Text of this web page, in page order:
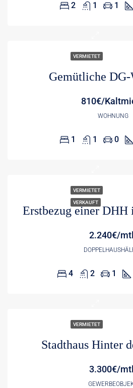
2 1 1
VERMIETET
Gemütliche DG-
810€/
WOHNUNG
1 1 0
VERMIETET
VERKAUFT
2.240€/
4 2 1
VERMIETET
Stadthaus Hinter
3.300€/